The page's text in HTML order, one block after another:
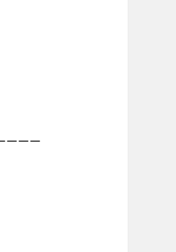
ーーー